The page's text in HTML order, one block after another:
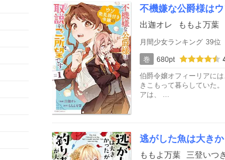
不機嫌な公爵様は
出迦オレ
ももよ万葉
月間少女ランキング 39位
巻 680pt
伯爵令嬢オフィーリアに
きこもって暮らしていた
アは、 …
逃がした魚は大き
ももよ万葉 三登いつき